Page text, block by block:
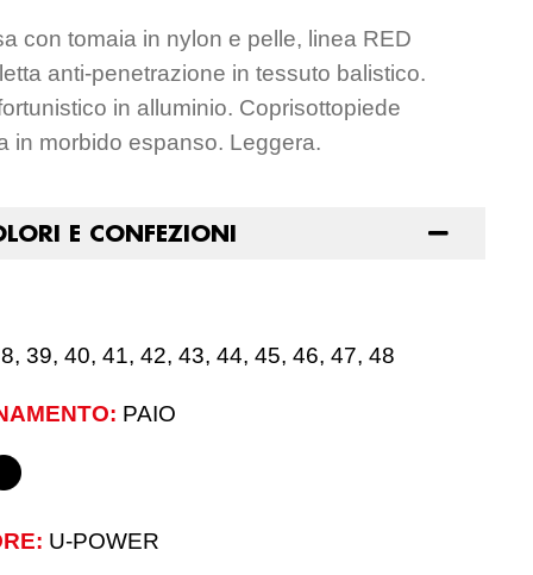
con tomaia in nylon e pelle, linea RED
anti-penetrazione in tessuto balistico.
in alluminio. Coprisottopiede
in morbido espanso. Leggera.
E CONFEZIONI
39, 40, 41, 42, 43, 44, 45, 46, 47, 48
PAIO
U-POWER